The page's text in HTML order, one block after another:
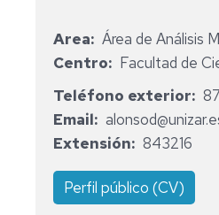
Y
SERVICIOS
PERSONAL
DOCENTE
E
ÁREA
DE
ÁLGEBRA
ÁREA
DE
Area
Área de Análisis
Centro
Facultad de
Teléfono exterior
Email
Extensión
843216
Perfil público (CV)